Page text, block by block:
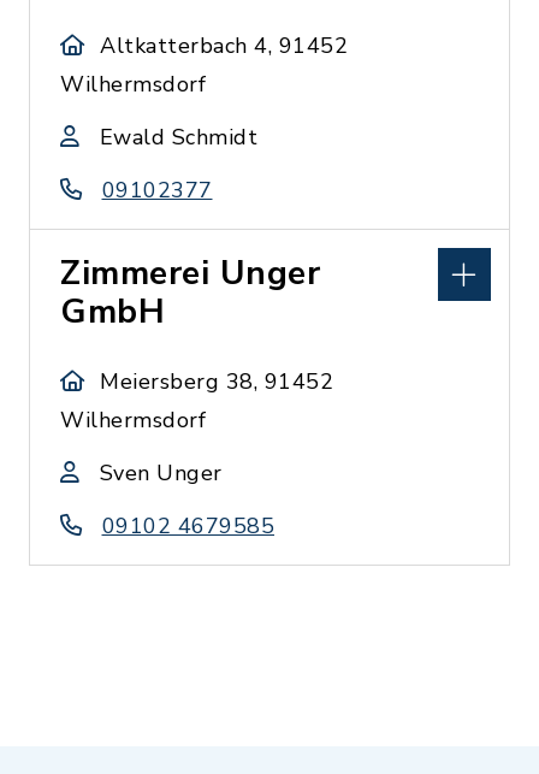
Altkatterbach 4, 91452
Wilhermsdorf
Ewald Schmidt
09102377
Zimmerei Unger
GmbH
Meiersberg 38, 91452
Wilhermsdorf
Sven Unger
09102 4679585